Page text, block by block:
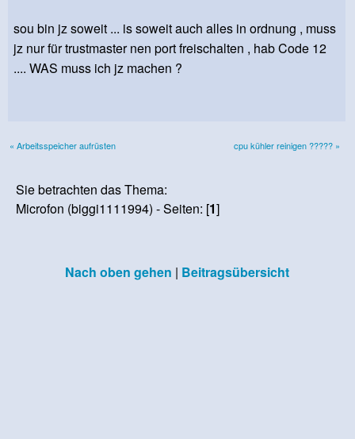
sou bin jz soweit ... is soweit auch alles in ordnung , muss
jz nur für trustmaster nen port freischalten , hab Code 12
.... WAS muss ich jz machen ?
« Arbeitsspeicher aufrüsten cpu kühler reinigen ????? »
Sie betrachten das Thema:
Microfon (biggi1111994) - Seiten: [1]
Nach oben gehen | Beitragsübersicht